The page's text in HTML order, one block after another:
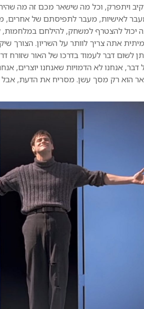
ויתפרק, וכל מה שישאר מכם זה מה
לאישיות, מעבר לתפיסתם של אחרים,
יכול להצטרף למשחק, להילחם
אתה צריך לוותר על השריון. הצורך
לשום דבר לעמוד בדרכו של האור שזורח
אנחנו לא הדמויות שאנחנו יוצרים,
הוא רק מסך עשן. מסריח את הדעת,